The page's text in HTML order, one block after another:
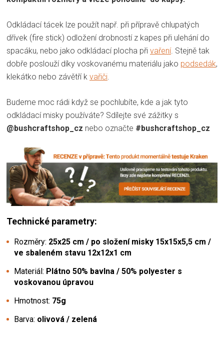
Odkládací tácek lze použít např. při přípravě chlupatých
dřívek (fire stick) odložení drobností z kapes při ulehání do
spacáku, nebo jako odkládací plocha při vaření. Stejně tak
dobře poslouží díky voskovanému materiálu jako podsedák,
klekátko nebo závětří k vařiči.
Budeme moc rádi když se pochlubíte, kde a jak tyto
odkládací misky používáte? Sdílejte své zážitky s
@bushcraftshop_cz nebo označte #bushcraftshop_cz
Technické parametry:
Rozměry: 25x25 cm / po složení misky 15x15x5,5 cm /
ve sbaleném stavu 12x12x1 cm
Materiál: Plátno 50% bavlna / 50% polyester s
voskovanou úpravou
Hmotnost: 75g
Barva: olivová / zelená